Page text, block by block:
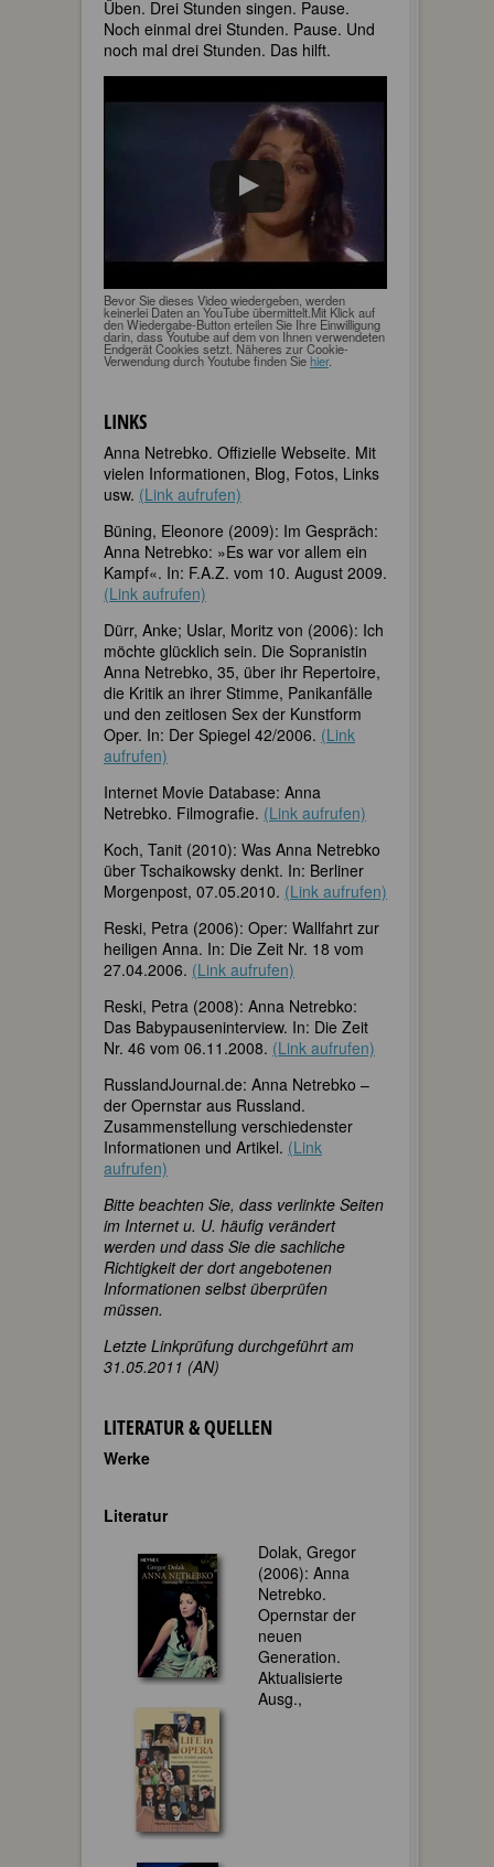
Üben. Drei Stunden singen. Pause.
Noch einmal drei Stunden. Pause. Und
noch mal drei Stunden. Das hilft.
Bevor Sie dieses Video wiedergeben, werden
keinerlei Daten an YouTube übermittelt.Mit Klick auf
den Wiedergabe-Button erteilen Sie Ihre Einwilligung
darin, dass Youtube auf dem von Ihnen verwendeten
Endgerät Cookies setzt. Näheres zur Cookie-
Verwendung durch Youtube finden Siehier.
LINKS
Anna Netrebko. Offizielle Webseite. Mit
vielen Informationen, Blog, Fotos, Links
usw. (Link aufrufen)
Büning, Eleonore (2009): Im Gespräch:
Anna Netrebko: »Es war vor allem ein
Kampf«. In: F.A.Z. vom 10. August 2009.
(Link aufrufen)
Dürr, Anke; Uslar, Moritz von (2006): Ich
möchte glücklich sein. Die Sopranistin
Anna Netrebko, 35, über ihr Repertoire,
die Kritik an ihrer Stimme, Panikanfälle
und den zeitlosen Sex der Kunstform
Oper. In: Der Spiegel 42/2006. (Link
aufrufen)
Internet Movie Database: Anna
Netrebko. Filmografie. (Link aufrufen)
Koch, Tanit (2010): Was Anna Netrebko
über Tschaikowsky denkt. In: Berliner
Morgenpost, 07.05.2010. (Link aufrufen)
Reski, Petra (2006): Oper: Wallfahrt zur
heiligen Anna. In: Die Zeit Nr. 18 vom
27.04.2006. (Link aufrufen)
Reski, Petra (2008): Anna Netrebko:
Das Babypauseninterview. In: Die Zeit
Nr. 46 vom 06.11.2008. (Link aufrufen)
RusslandJournal.de: Anna Netrebko –
der Opernstar aus Russland.
Zusammenstellung verschiedenster
Informationen und Artikel. (Link
aufrufen)
Bitte beachten Sie, dass verlinkte Seiten
im Internet u. U. häufig verändert
werden und dass Sie die sachliche
Richtigkeit der dort angebotenen
Informationen selbst überprüfen
müssen.
Letzte Linkprüfung durchgeführt am
31.05.2011 (AN)
LITERATUR & QUELLEN
Werke
Literatur
Dolak, Gregor
(2006): Anna
Netrebko.
Opernstar der
neuen
Generation.
Aktualisierte
Ausg.,